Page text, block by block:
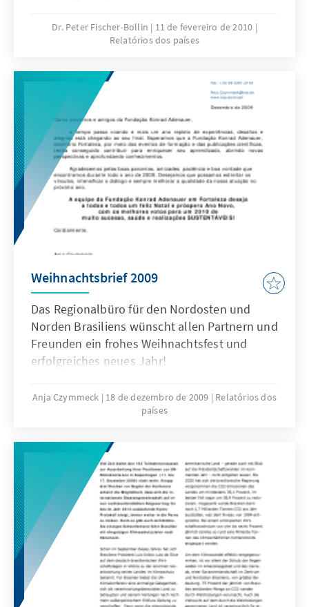
anbahnenden Schlacht um die Nachfolge des
populären Präsidenten Lula wird schärfer.
Dr. Peter Fischer-Bollin
11 de fevereiro de 2010
Relatórios dos países
Weihnachtsbrief 2009
Das Regionalbüro für den Nordosten und
Norden Brasiliens wünscht allen Partnern und
Freunden ein frohes Weihnachtsfest und
erfolgreiches neues Jahr!
Anja Czymmeck 18 de dezembro de 2009
Relatórios dos
países